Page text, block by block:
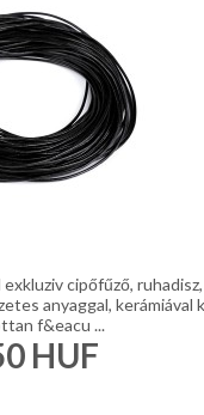
cipőfűző,
anyaggal, kerámiával
f&eacu ...
HUF